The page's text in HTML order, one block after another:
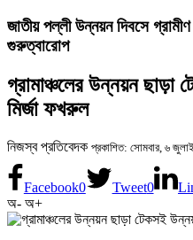
জাতীয় পল্লী উন্নয়ন দিবসে
গুরুত্বারোপ
গ্রামাঞ্চলের উন্নয়ন
মির্জা ফখরুল
নিজস্ব প্রতিবেদক প্রকাশিত: সোমবার, ৬
Facebook0 Tweet0
অ- অ+